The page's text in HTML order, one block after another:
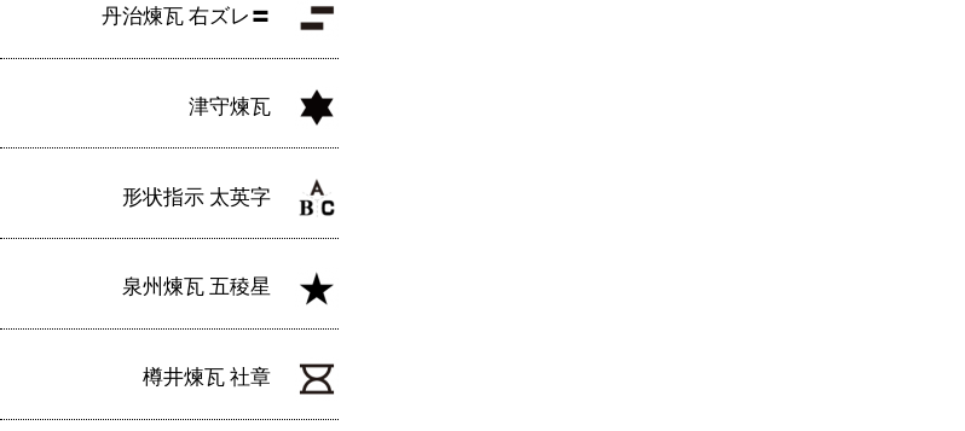
丹治煉瓦 右ズレ〓
津守煉瓦
形状指示 太英字
泉州煉瓦 五稜星
樽井煉瓦 社章